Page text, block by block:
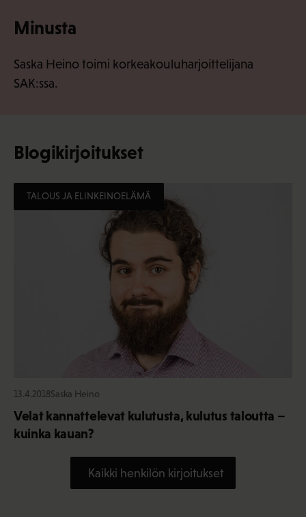
Minusta
Saska Heino toimi korkeakouluharjoittelijana
SAK:ssa.
Blogikirjoitukset
TALOUS JA ELINKEINOELÄMÄ
13.4.2018Saska Heino
Velat kannattelevat kulutusta, kulutus taloutta –
kuinka kauan?
Kaikki henkilön kirjoitukset